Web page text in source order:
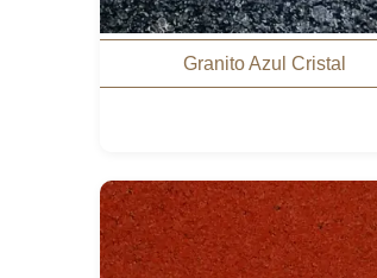
Granito Azul Cristal